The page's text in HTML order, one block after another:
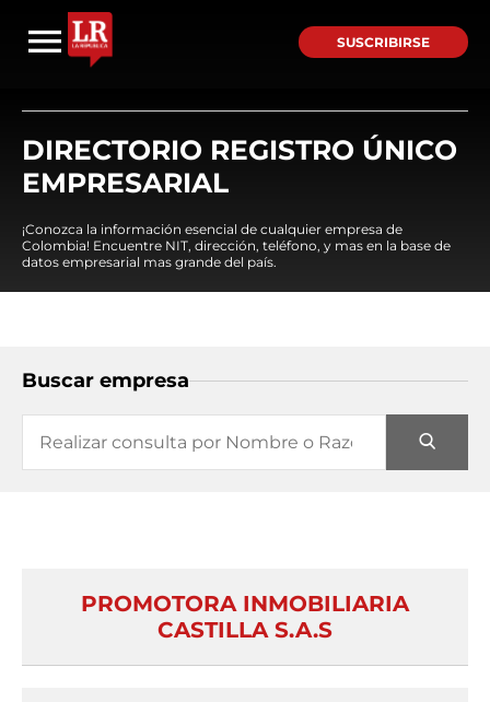
SUSCRIBIRSE
DIRECTORIO REGISTRO ÚNICO
EMPRESARIAL
¡Conozca la información esencial de cualquier empresa de
Colombia! Encuentre NIT, dirección, teléfono, y mas en la base de
datos empresarial mas grande del país.
Buscar empresa
PROMOTORA INMOBILIARIA
CASTILLA S.A.S